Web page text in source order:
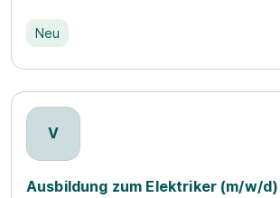
Neu
V
Ausbildung zum Elektriker (m/w/